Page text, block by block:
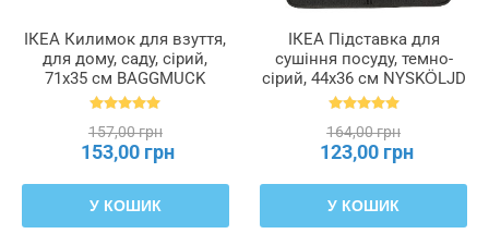
ІКЕА Килимок для взуття,
для дому, саду, сірий,
71x35 см BAGGMUCK
БАГГМУКК, 603.297.11
157,00 грн
153,00 грн
У КОШИК
ІКЕА Підставка для
сушіння посуду, темно-
сірий, 44x36 см NYSKÖLJD
НЮХОЛІД, 004.510.59
164,00 грн
123,00 грн
У КОШИК